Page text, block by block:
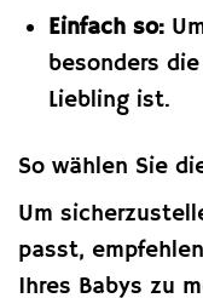
Einfach so:
besonders
Liebling ist.
So wählen Sie
Um
passt,
Ihres Babys zu